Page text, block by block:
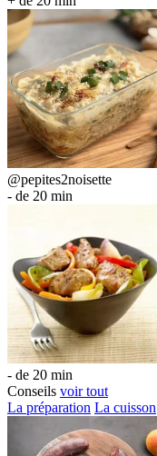
@pepites2noisette
- de 20 min
- de 20 min
Conseils voir tout
La préparation La cuisson